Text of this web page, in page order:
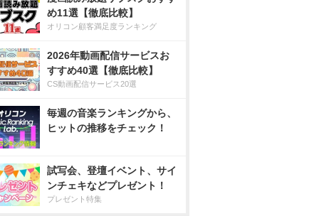
め11選【徹底比較】
オリコン顧客満足度ランキング
2026年動画配信サービスお
すすめ40選【徹底比較】
CS動画配信サービス20選
毎週の音楽ランキングから、
ヒットの推移をチェック！
試写会、登壇イベント、サイ
ンチェキなどプレゼント！
プレゼント特集